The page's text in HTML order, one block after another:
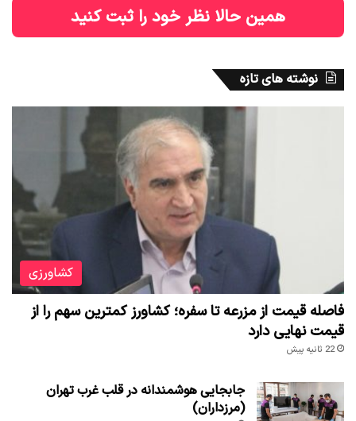
همین حالا نظر خود را ثبت کنید
نوشته های تازه
کشاورزی
فاصله قیمت از مزرعه تا سفره؛ کشاورز کمترین سهم را از
قیمت نهایی دارد
22 ثانیه پیش
جابجایی هوشمندانه در قلب غرب تهران
(مرزداران)